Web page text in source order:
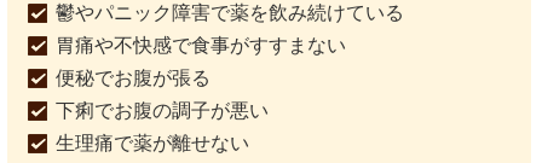
鬱やパニック障害で薬を飲み続けている
胃痛や不快感で食事がすすまない
便秘でお腹が張る
下痢でお腹の調子が悪い
生理痛で薬が離せない